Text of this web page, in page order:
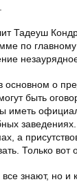
Тадеуш
по главному
основном о
быть
иметь
заведениях.
а
Только вот
знают, но